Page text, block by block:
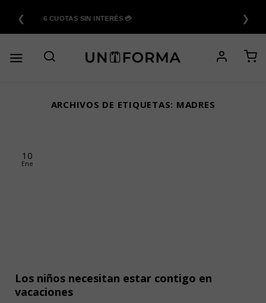
contenido
❮ 6 CUOTAS SIN INTERÉS 💳 ❯
ARCHIVOS DE ETIQUETAS: MADRES
Los niños necesitan estar contigo en
vacaciones
10
Ene